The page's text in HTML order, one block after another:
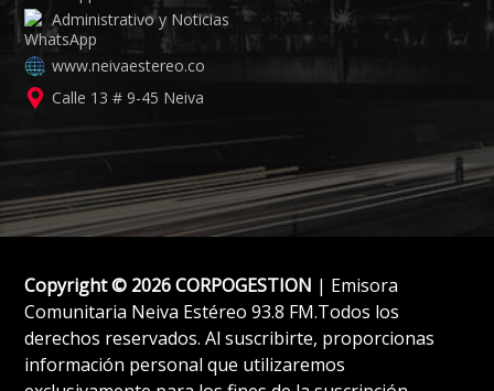
Administrativo y Noticias
www.neivaestereo.co
Calle 13 # 9-45 Neiva
Copyright © 2026 CORPOGESTION | Emisora
Comunitaria Neiva Estéreo 93.8 FM.Todos los
derechos reservados. Al suscribirte, proporcionas
información personal que utilizaremos